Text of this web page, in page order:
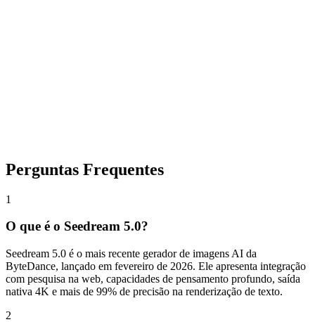
Perguntas Frequentes
1
O que é o Seedream 5.0?
Seedream 5.0 é o mais recente gerador de imagens AI da
ByteDance, lançado em fevereiro de 2026. Ele apresenta integração
com pesquisa na web, capacidades de pensamento profundo, saída
nativa 4K e mais de 99% de precisão na renderização de texto.
2